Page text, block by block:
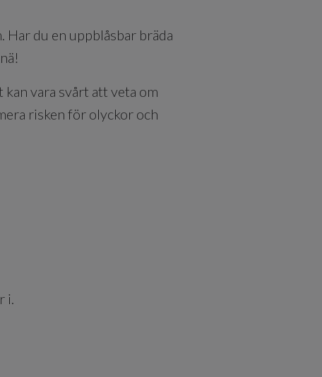
Har du en uppblåsbar bräda
vara svårt att veta om
risken för olyckor och
i.